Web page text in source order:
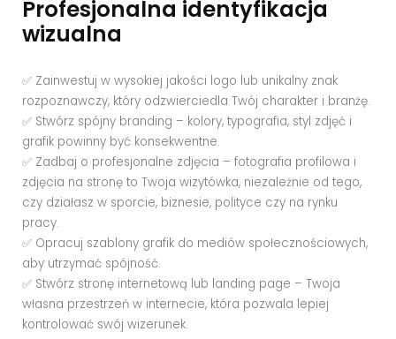
Profesjonalna identyfikacja
wizualna
✅ Zainwestuj w wysokiej jakości logo lub unikalny znak
rozpoznawczy, który odzwierciedla Twój charakter i branżę.
✅ Stwórz spójny branding – kolory, typografia, styl zdjęć i
grafik powinny być konsekwentne.
✅ Zadbaj o profesjonalne zdjęcia – fotografia profilowa i
zdjęcia na stronę to Twoja wizytówka, niezależnie od tego,
czy działasz w sporcie, biznesie, polityce czy na rynku
pracy.
✅ Opracuj szablony grafik do mediów społecznościowych,
aby utrzymać spójność.
✅ Stwórz stronę internetową lub landing page – Twoja
własna przestrzeń w internecie, która pozwala lepiej
kontrolować swój wizerunek.